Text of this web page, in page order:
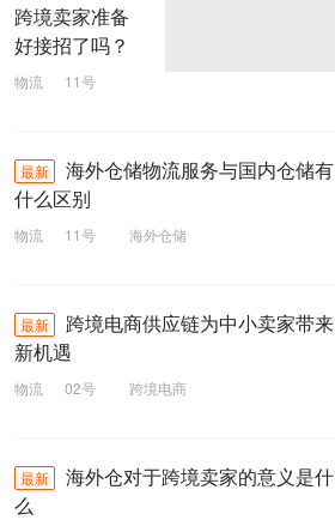
跨境卖家准备
好接招了吗？
物流
11号
最新
海外仓储物流服务与国内仓储有
什么区别
物流 11号 海外仓储
最新
跨境电商供应链为中小卖家带来
新机遇
物流 02号 跨境电商
最新
海外仓对于跨境卖家的意义是什
么